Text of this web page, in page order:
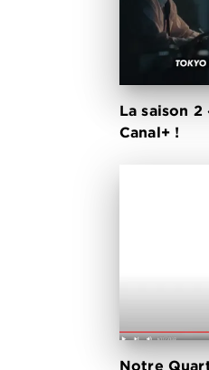
La saison
Canal+ !
Notre